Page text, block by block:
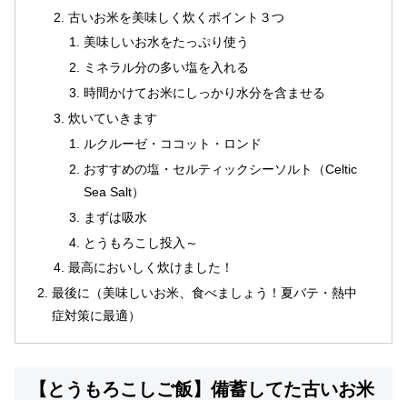
古いお米を美味しく炊くポイント３つ
美味しいお水をたっぷり使う
ミネラル分の多い塩を入れる
時間かけてお米にしっかり水分を含ませる
炊いていきます
ルクルーゼ・ココット・ロンド
おすすめの塩・セルティックシーソルト（Celtic
Sea Salt）
まずは吸水
とうもろこし投入～
最高においしく炊けました！
最後に（美味しいお米、食べましょう！夏バテ・熱中
症対策に最適）
【とうもろこしご飯】備蓄してた古いお米